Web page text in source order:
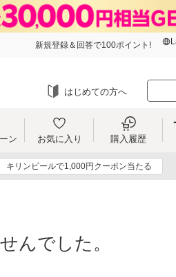
新規登録＆回答で100ポイント!
はじめての方へ
ン お気に入り 購入履歴
キリンビールで1,000円クーポン当たる
んでした。